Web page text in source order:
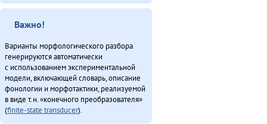
«Мучун» – Омакта аннгани [1] (2013)
Мэӈрундя-мата (1981)
Омо̄сов-брудя̄га (2012)
О̄н бэе Киӈгиттӯ аӣса̄н (2011)
О̄н бэе хэргӯлэ̄ дӯндэлэ̄ ӣстан (2011)
Онё̄вувча̄л Библия Улгӯрилин (2011)
Он умнэ булэсэл урилэндула эмэрэ (2010)
Важно!
Варианты морфологического разбора
генерируются автоматически
с использованием экспериментальной
модели, включающей словарь, описание
фонологии и морфотактики, реализуемой
в виде т.н. «конечного преобразователя»
(finite-state transducer).